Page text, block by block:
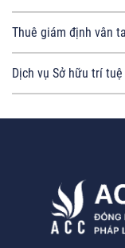
Thuê giám định vân
Dịch vụ Sở hữu trí